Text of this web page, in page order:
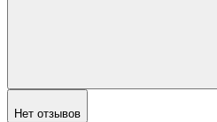
Нет отзывов